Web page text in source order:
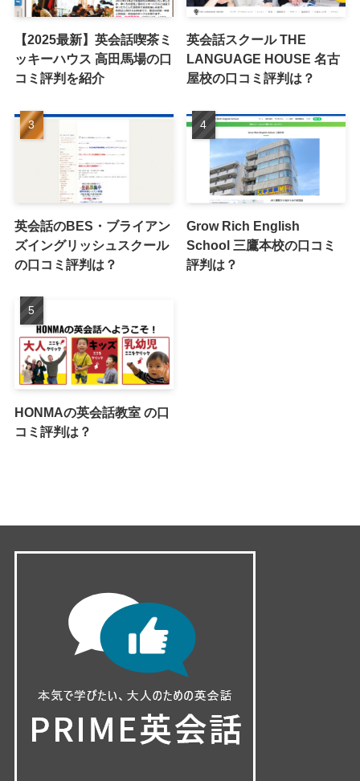
【2025最新】英会話喫茶ミ
ッキーハウス 高田馬場の口
コミ評判を紹介
英会話スクール THE
LANGUAGE HOUSE 名古
屋校の口コミ評判は？
英会話のBES・ブライアン
ズイングリッシュスクール
の口コミ評判は？
Grow Rich English
School 三鷹本校の口コミ
評判は？
HONMAの英会話教室 の口
コミ評判は？